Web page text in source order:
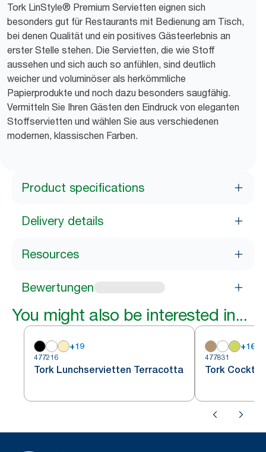
Tork LinStyle® Premium Servietten eignen sich
besonders gut für Restaurants mit Bedienung am Tisch,
bei denen Qualität und ein positives Gästeerlebnis an
erster Stelle stehen. Die Servietten, die wie Stoff
aussehen und sich auch so anfühlen, sind deutlich
weicher und voluminöser als herkömmliche
Papierprodukte und noch dazu besonders saugfähig.
Vermitteln Sie Ihren Gästen den Eindruck von eleganten
Stoffservietten und wählen Sie aus verschiedenen
modernen, klassischen Farben.
Product specifications
Delivery details
Resources
Bewertungen
You might also be interested in...
+19
477216
Tork Lunchservietten Terracotta
+16
477831
Tork